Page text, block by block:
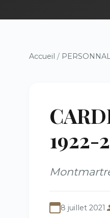
Accueil /
1922-
8 juillet 2021